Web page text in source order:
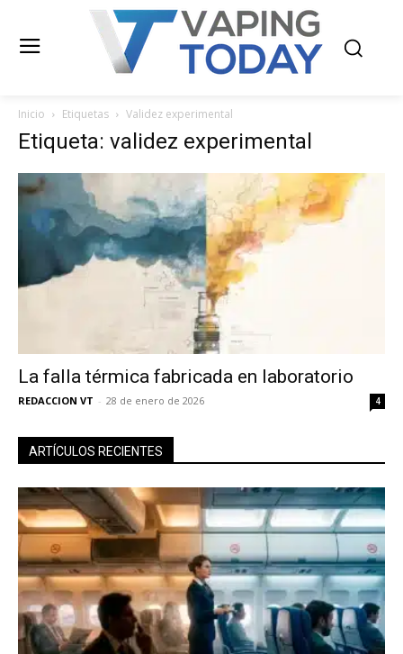
Inicio Etiquetas Validez experimental
Etiqueta: validez experimental
La falla térmica fabricada en laboratorio
REDACCION VT - 28 de enero de 2026 4
ARTÍCULOS RECIENTES